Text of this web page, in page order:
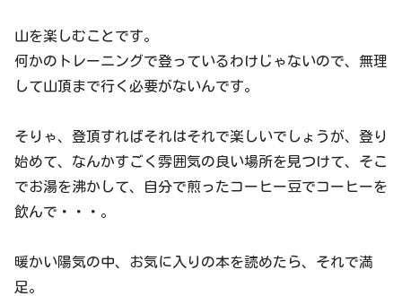
山を楽しむことです。
何かのトレーニングで登っているわけじゃないので、無理
して山頂まで行く必要がないんです。
そりゃ、登頂すればそれはそれで楽しいでしょうが、登り
始めて、なんかすごく雰囲気の良い場所を見つけて、そこ
でお湯を沸かして、自分で煎ったコーヒー豆でコーヒーを
飲んで・・・。
暖かい陽気の中、お気に入りの本を読めたら、それで満
足。